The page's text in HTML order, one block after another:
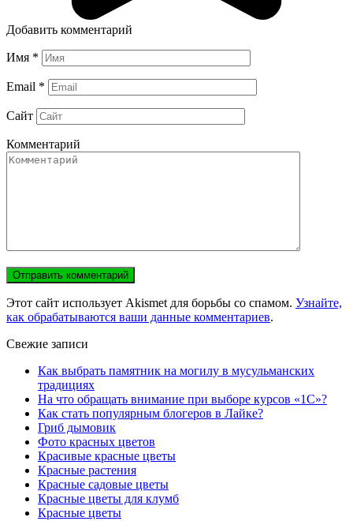
Добавить комментарий
Имя *
Email *
Сайт
Комментарий
Этот сайт использует Akismet для борьбы со спамом. Узнайте,
как обрабатываются ваши данные комментариев.
Свежие записи
Как выбрать памятник на могилу в мусульманских
традициях
На что обращать внимание при выборе курсов «1С»?
Как стать популярным блогеров в Лайке?
Гриб дымовик
Фото красных цветов
Красивые красные цветы
Красные растения
Красные садовые цветы
Красные цветы для клумб
Красные цветы